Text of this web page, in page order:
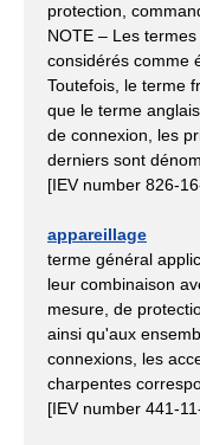
protection,
NOTE – Les
considérés comme
Toutefois, le terme
que le terme
de connexion, les
derniers sont
[IEV number 826-
appareillage
terme général
leur combinaison
mesure, de
ainsi qu'aux
connexions, les
charpentes
[IEV number 441-